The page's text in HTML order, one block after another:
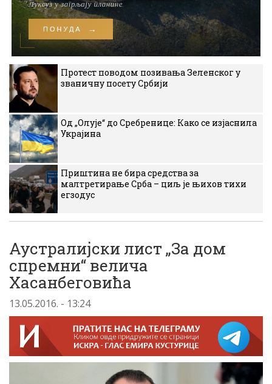
Протест поводом позивања Зеленског у
званичну посету Србији
Од „Олује“ до Сребренице: Како се изјаснила
Украјина
Приштина не бира средства за
малтретирање Срба – циљ је њихов тихи
егзодус
Аустралијски лист „За дом
спремни“ велича
Хасанбеговића
13.05.2016. - 13:24